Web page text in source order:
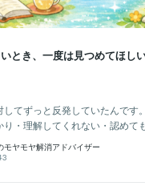
とき、一度は見つめてほし
してずっと反発していたんです
・理解してくれない・認めて
モヤモヤ解消アドバイザー